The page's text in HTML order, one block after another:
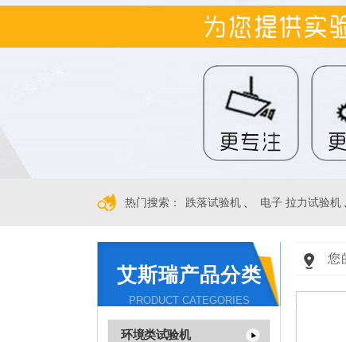
热门搜索： 跌落试验机 电子 拉力试验机
艾斯瑞产品分类
PRODUCT CATEGORIES
环境类试验机
您